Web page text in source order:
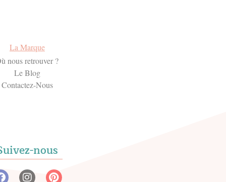
La Marque
nous retrouver ?
Le Blog
Contactez-Nous
nous